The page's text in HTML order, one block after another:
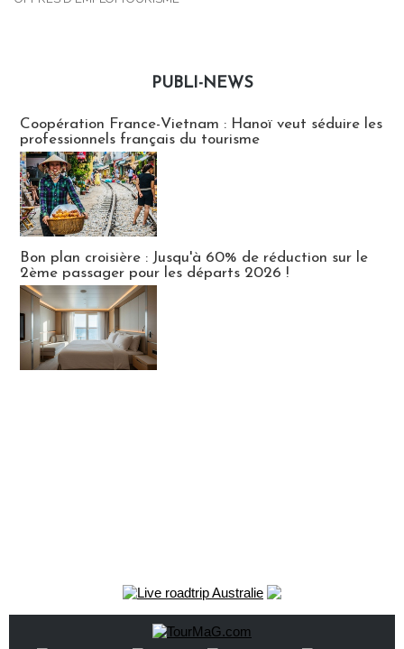
PUBLI-NEWS
Coopération France-Vietnam : Hanoï veut séduire les
professionnels français du tourisme
Bon plan croisière : Jusqu'à 60% de réduction sur le
2ème passager pour les départs 2026 !